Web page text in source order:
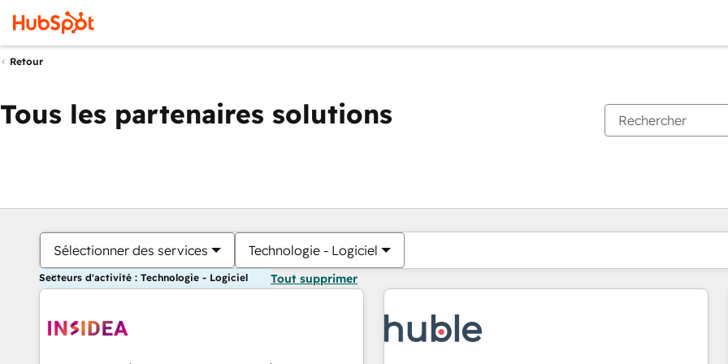
Retour
Tous les partenaires solutions
Sélectionner des services Technologie - Logiciel
Secteurs d'activité : Technologie - Logiciel Tout supprimer
Vous êtes actuellement surPage
PagePagePagePagePagePagePagePagePage Page